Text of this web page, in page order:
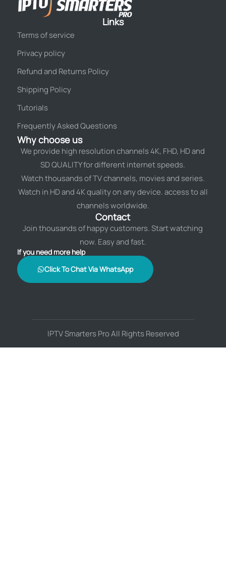
Links
Terms of service
Privacy policy
Refund and Returns Policy
Shipping Policy
Tutorials
Frequently Asked Questions
Why choose us
We provide high resolution channels 4K, FHD, HD and
SD QUALITY for different internet speeds.
Watch thousands of TV channels, movies and series.
Watch in HD and 4K quality on any device. access to all
channels worldwide.
Contact
Join thousands of happy customers. Start watching
now. Easy and fast.
If you need more help
Click To Chat Via WhatsApp
IPTV Smarters Pro All Rights Reserved